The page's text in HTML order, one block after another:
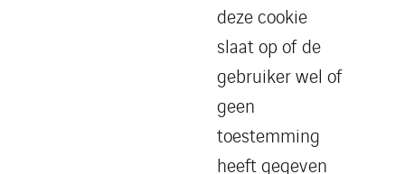
deze cookie
slaat op of de
gebruiker wel of
geen
toestemming
heeft gegeven